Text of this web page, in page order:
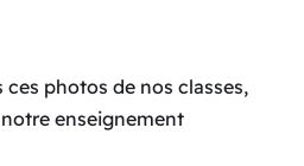
ces photos de nos classes,
notre enseignement